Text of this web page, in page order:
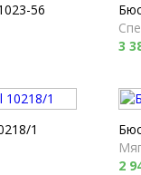
56
3
1
2